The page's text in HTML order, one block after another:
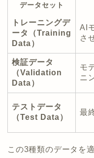
データセット
トレーニングデ
ータ（Training
Data）
AI
さ
検証データ
（Validation
Data）
モ
ニ
テストデータ
（Test Data）
最
この3種類のデータを